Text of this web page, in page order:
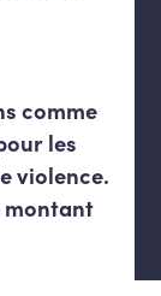
comme
les
violence.
montant